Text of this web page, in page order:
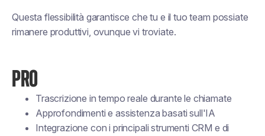
Questa flessibilità garantisce che tu e il tuo team possiate
rimanere produttivi, ovunque vi troviate.
PRO
Trascrizione in tempo reale durante le chiamate
Approfondimenti e assistenza basati sull'IA
Integrazione con i principali strumenti CRM e di